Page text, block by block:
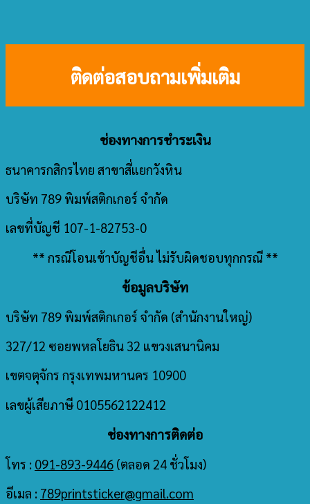
ติดต่อสอบถามเพิ่มเติม
ช่องทางการชำระเงิน
ธนาคารกสิกรไทย สาขาสี่แยกวังหิน
บริษัท 789 พิมพ์สติกเกอร์ จำกัด
เลขที่บัญชี 107-1-82753-0
** กรณีโอนเข้าบัญชีอื่น ไม่รับผิดชอบทุกกรณี **
ข้อมูลบริษัท
บริษัท 789 พิมพ์สติกเกอร์ จำกัด (สำนักงานใหญ่)
327/12 ซอยพหลโยธิน 32 แขวงเสนานิคม
เขตจตุจักร กรุงเทพมหานคร 10900
เลขผู้เสียภาษี 0105562122412
ช่องทางการติดต่อ
โทร : 091-893-9446 (ตลอด 24 ชั่วโมง)
อีเมล : 789printsticker@gmail.com